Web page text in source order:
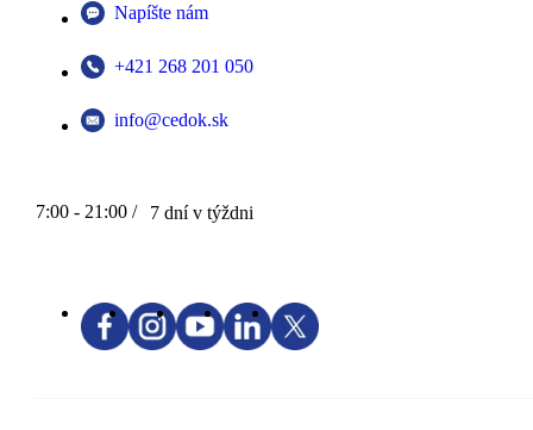
Napíšte nám
+421 268 201 050
info@cedok.sk
7:00 - 21:00 / 7 dní v týždni